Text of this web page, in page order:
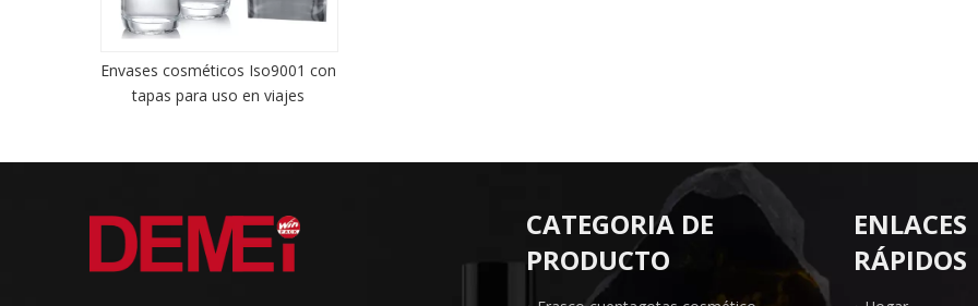
Envases cosméticos Iso9001 con
tapas para uso en viajes
CATEGORIA DE
PRODUCTO
ENLACES
RÁPIDOS